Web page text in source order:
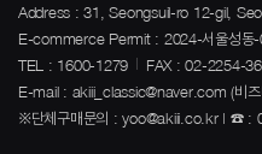
Address : 31, Seongsuil-ro 12-gil,
E-commerce Permit : 2024-서울성동
TEL : 1600-1279
FAX : 02-2254-
E-mail : akiii_classic@naver.com (비즈
※단체구매문의 : yoo@akiii.co.kr | ☎ :